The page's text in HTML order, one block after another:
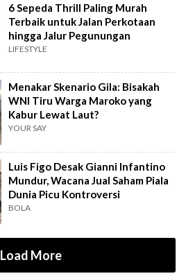
6 Sepeda Thrill Paling Murah
Terbaik untuk Jalan Perkotaan
hingga Jalur Pegunungan
LIFESTYLE
Menakar Skenario Gila: Bisakah
WNI Tiru Warga Maroko yang
Kabur Lewat Laut?
YOUR SAY
Luis Figo Desak Gianni Infantino
Mundur, Wacana Jual Saham Piala
Dunia Picu Kontroversi
BOLA
Load More